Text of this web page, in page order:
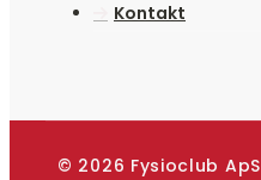
Kontakt
© 2026 Fysioclub ApS